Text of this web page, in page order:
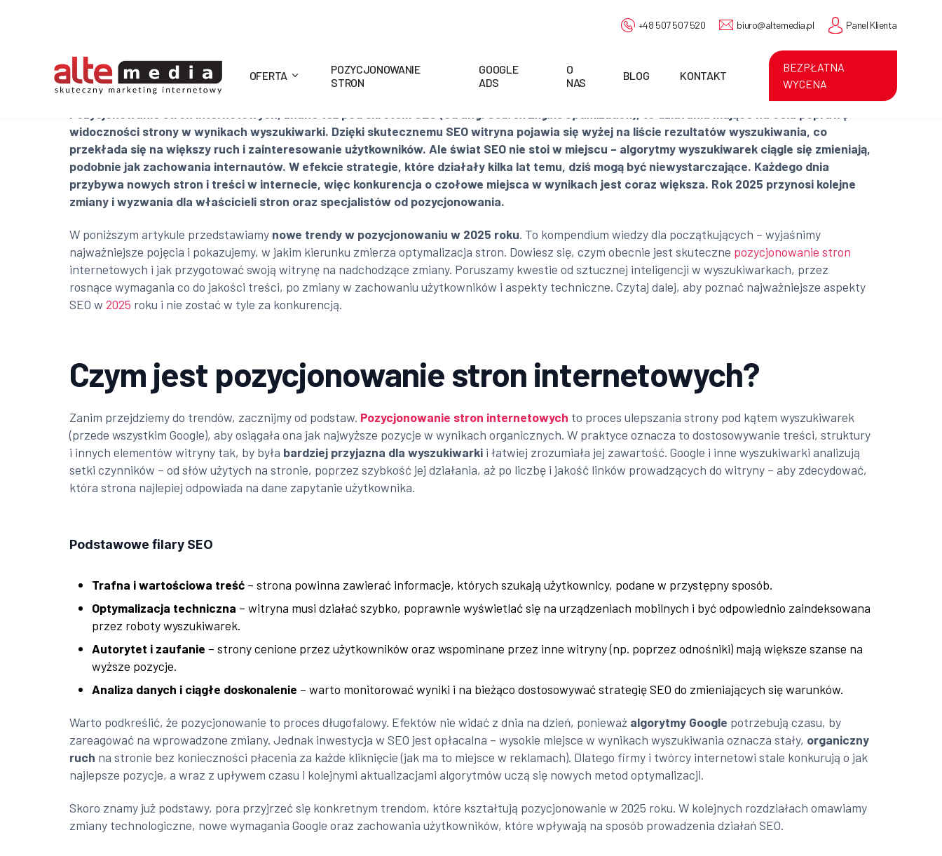
Alte
Media
+48 507 507 520 biuro@altemedia.pl Panel Klienta
OFERTA
POZYCJONOWANIE
STRON
GOOGLE
ADS
O
NAS
BLOG KONTAKT
BEZPŁATNA
WYCENA
Pozycjonowanie stron internetowych, znane też pod skrótem SEO (od ang. Search Engine Optimization), to działania mające na celu poprawę
widoczności strony w wynikach wyszukiwarki. Dzięki skutecznemu SEO witryna pojawia się wyżej na liście rezultatów wyszukiwania, co
przekłada się na większy ruch i zainteresowanie użytkowników. Ale świat SEO nie stoi w miejscu – algorytmy wyszukiwarek ciągle się zmieniają,
podobnie jak zachowania internautów. W efekcie strategie, które działały kilka lat temu, dziś mogą być niewystarczające. Każdego dnia
przybywa nowych stron i treści w internecie, więc konkurencja o czołowe miejsca w wynikach jest coraz większa. Rok 2025 przynosi kolejne
zmiany i wyzwania dla właścicieli stron oraz specjalistów od pozycjonowania.
W poniższym artykule przedstawiamy nowe trendy w pozycjonowaniu w 2025 roku. To kompendium wiedzy dla początkujących – wyjaśnimy
najważniejsze pojęcia i pokazujemy, w jakim kierunku zmierza optymalizacja stron. Dowiesz się, czym obecnie jest skuteczne pozycjonowanie stron
internetowych i jak przygotować swoją witrynę na nadchodzące zmiany. Poruszamy kwestie od sztucznej inteligencji w wyszukiwarkach, przez
rosnące wymagania co do jakości treści, po zmiany w zachowaniu użytkowników i aspekty techniczne. Czytaj dalej, aby poznać najważniejsze aspekty
SEO w2025 roku i nie zostać w tyle za konkurencją.
Czym jest pozycjonowanie stron internetowych?
Zanim przejdziemy do trendów, zacznijmy od podstaw. Pozycjonowanie stron internetowych to proces ulepszania strony pod kątem wyszukiwarek
(przede wszystkim Google), aby osiągała ona jak najwyższe pozycje w wynikach organicznych. W praktyce oznacza to dostosowywanie treści, struktury
i innych elementów witryny tak, by była bardziej przyjazna dla wyszukiwarki i łatwiej zrozumiała jej zawartość. Google i inne wyszukiwarki analizują
setki czynników – od słów użytych na stronie, poprzez szybkość jej działania, aż po liczbę i jakość linków prowadzących do witryny – aby zdecydować,
która strona najlepiej odpowiada na dane zapytanie użytkownika.
Podstawowe filary SEO
Trafna i wartościowa treść – strona powinna zawierać informacje, których szukają użytkownicy, podane w przystępny sposób.
Optymalizacja techniczna – witryna musi działać szybko, poprawnie wyświetlać się na urządzeniach mobilnych i być odpowiednio zaindeksowana
przez roboty wyszukiwarek.
Autorytet i zaufanie – strony cenione przez użytkowników oraz wspominane przez inne witryny (np. poprzez odnośniki) mają większe szanse na
wyższe pozycje.
Analiza danych i ciągłe doskonalenie – warto monitorować wyniki i na bieżąco dostosowywać strategię SEO do zmieniających się warunków.
Warto podkreślić, że pozycjonowanie to proces długofalowy. Efektów nie widać z dnia na dzień, ponieważ algorytmy Google potrzebują czasu, by
zareagować na wprowadzone zmiany. Jednak inwestycja w SEO jest opłacalna – wysokie miejsce w wynikach wyszukiwania oznacza stały, organiczny
ruch na stronie bez konieczności płacenia za każde kliknięcie (jak ma to miejsce w reklamach). Dlatego firmy i twórcy internetowi stale konkurują o jak
najlepsze pozycje, a wraz z upływem czasu i kolejnymi aktualizacjami algorytmów uczą się nowych metod optymalizacji.
Skoro znamy już podstawy, pora przyjrzeć się konkretnym trendom, które kształtują pozycjonowanie w 2025 roku. W kolejnych rozdziałach omawiamy
zmiany technologiczne, nowe wymagania Google oraz zachowania użytkowników, które wpływają na sposób prowadzenia działań SEO.